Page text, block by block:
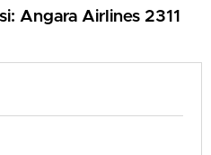
Angara Airlines 2311